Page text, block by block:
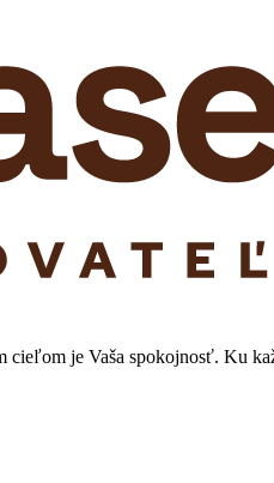
cieľom je Vaša spokojnosť. Ku